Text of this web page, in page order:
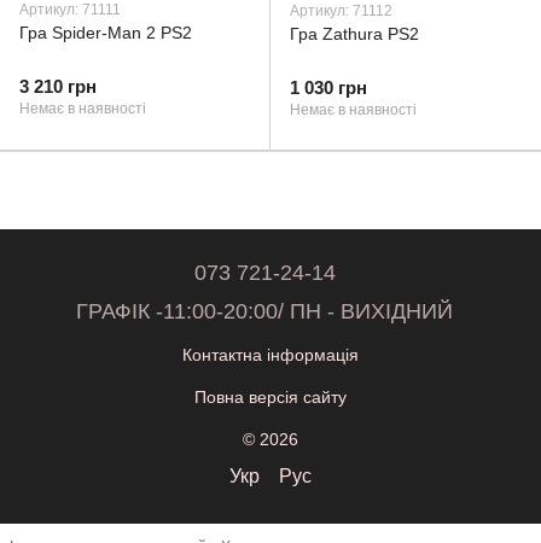
Артикул: 71111
Гра Spider-Man 2 PS2
3 210 грн
Немає в наявності
Артикул: 71112
Гра Zathura PS2
1 030 грн
Немає в наявності
073 721-24-14
ГРАФІК -11:00-20:00/ ПН - ВИХІДНИЙ
Контактна інформація
Повна версія сайту
© 2026
Укр Рус